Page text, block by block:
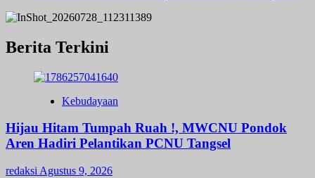
Berita Terkini
Kebudayaan
Hijau Hitam Tumpah Ruah !, MWCNU Pondok
Aren Hadiri Pelantikan PCNU Tangsel
redaksi Agustus 9, 2026